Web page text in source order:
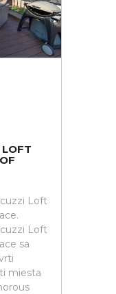
Loft
Loft
sa
miesta